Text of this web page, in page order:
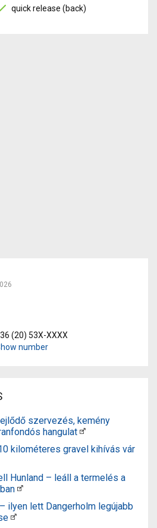
quick release (back)
(20) 53X-XXXX
number
szervezés, kemény
hangulat
kilométeres gravel kihívás vár
Hunland – leáll a termelés a
ilyen lett Dangerholm legújabb